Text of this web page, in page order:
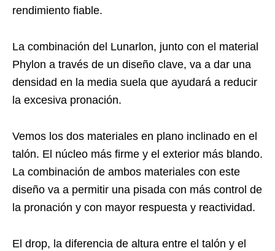
rendimiento fiable.
La combinación del Lunarlon, junto con el material
Phylon a través de un diseño clave, va a dar una
densidad en la media suela que ayudará a reducir
la excesiva pronación.
Vemos los dos materiales en plano inclinado en el
talón. El núcleo más firme y el exterior más blando.
La combinación de ambos materiales con este
diseño va a permitir una pisada con más control de
la pronación y con mayor respuesta y reactividad.
El drop, la diferencia de altura entre el talón y el